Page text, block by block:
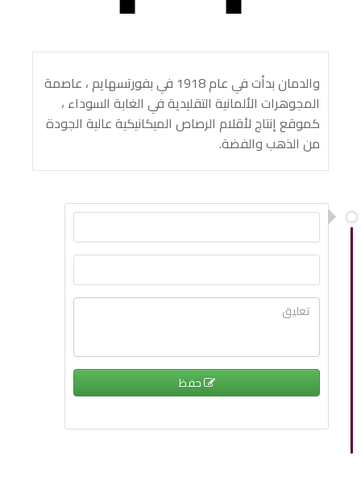
والدمان بدأت في عام 1918 في بفورتسهايم ، عاصمة
المجوهرات الألمانية التقليدية في الغابة السوداء ،
كموقع إنتاج لأقلام الرصاص الميكانيكية عالية الجودة
من الذهب والفضة.
حفظ